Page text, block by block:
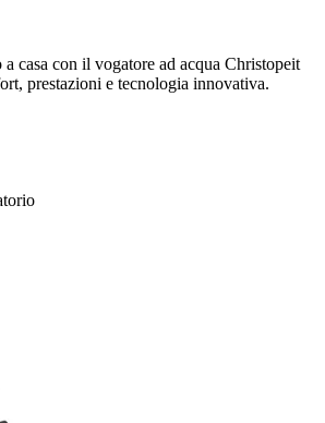
casa con il vogatore ad acqua Christopeit
prestazioni e tecnologia innovativa.